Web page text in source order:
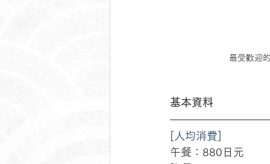
最受歡迎
基本資料
[人均消費]
午餐：880日元